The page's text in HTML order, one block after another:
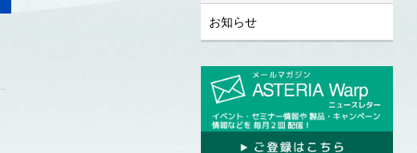
お知らせ